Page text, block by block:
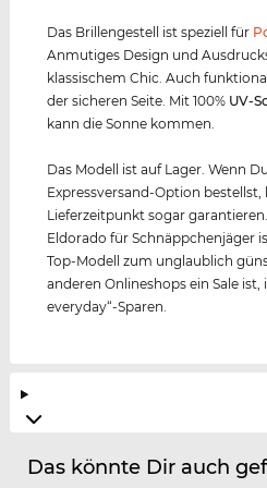
Das Brillengestell ist speziell für
Anmutiges Design und
klassischem Chic. Auch
der sicheren Seite. Mit 100% UV-
kann die Sonne kommen.
Das Modell ist auf Lager. Wenn
Expressversand-Option
Lieferzeitpunkt sogar
Eldorado für Schnäppchenjäger
Top-Modell zum unglaublich
anderen Onlineshops ein Sale ist,
everyday“-Sparen.
Das könnte Dir auch